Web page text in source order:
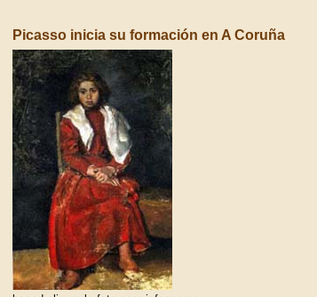
Picasso inicia su formación en A Coruña